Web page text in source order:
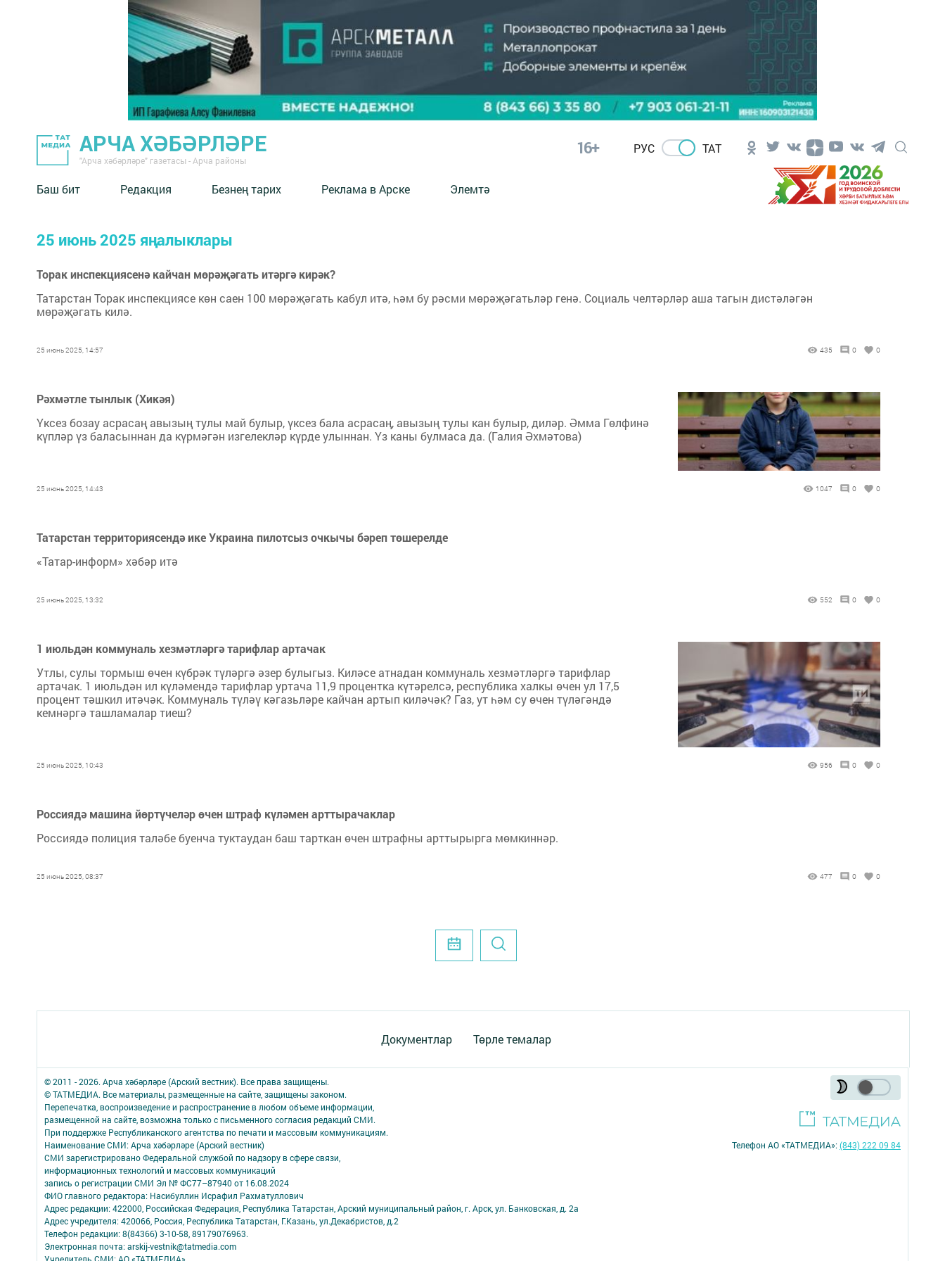
АРЧА ХӘБӘРЛӘРЕ
"Арча хәбәрләре" газетасы - Арча районы
16+ РУС ТАТ
Баш бит Редакция Безнең тарих Реклама в Арске Элемтә
25 июнь 2025 яңалыклары
Торак инспекцияcенә кайчан мөрәҗәгать итәргә кирәк?
Татарстан Торак инспекциясе көн саен 100 мөрәҗәгать кабул итә, һәм бу рәсми мөрәҗәгатьләр генә. Социаль челтәрләр аша тагын дистәләгән
мөрәҗәгать килә.
25 июнь 2025, 14:57 435 0 0
Рәхмәтле тынлык (Хикәя)
Үксез бозау асрасаң авызың тулы май булыр, үксез бала асрасаң, авызың тулы кан булыр, диләр. Әмма Гөлфинә
күпләр үз баласыннан да күрмәгән изгелекләр күрде улыннан. Үз каны булмаса да. (Галия Әхмәтова)
25 июнь 2025, 14:43 1047 0 0
Татарстан территориясендә ике Украина пилотсыз очкычы бәреп төшерелде
«Татар-информ» хәбәр итә
25 июнь 2025, 13:32 552 0 0
1 июльдән коммуналь хезмәтләргә тарифлар артачак
Утлы, сулы тормыш өчен күбрәк түләргә әзер булыгыз. Киләсе атнадан коммуналь хезмәтләргә тарифлар
артачак. 1 июльдән ил күләмендә тарифлар уртача 11,9 процентка күтәрелсә, республика халкы өчен ул 17,5
процент тәшкил итәчәк. Коммуналь түләү кәгазьләре кайчан артып киләчәк? Газ, ут һәм су өчен түләгәндә
кемнәргә ташламалар тиеш?
25 июнь 2025, 10:43 956 0 0
Россиядә машина йөртүчеләр өчен штраф күләмен арттырачаклар
Россиядә полиция таләбе буенча туктаудан баш тарткан өчен штрафны арттырырга мөмкиннәр.
25 июнь 2025, 08:37 477 0 0
Документлар Төрле темалар
© 2011 - 2026. Арча хәбәрләре (Арский вестник). Все права защищены.
© ТАТМЕДИА. Все материалы, размещенные на сайте, защищены законом.
Перепечатка, воспроизведение и распространение в любом объеме информации,
размещенной на сайте, возможна только с письменного согласия редакций СМИ.
При поддержке Республиканского агентства по печати и массовым коммуникациям.
Наименование СМИ: Арча хәбәрләре (Арский вестник)
СМИ зарегистрировано Федеральной службой по надзору в сфере связи,
информационных технологий и массовых коммуникаций
запись о регистрации СМИ Эл № ФС77–87940 от 16.08.2024
ФИО главного редактора: Насибуллин Исрафил Рахматуллович
Адрес редакции: 422000, Российская Федерация, Республика Татарстан, Арский муниципальный район, г. Арск, ул. Банковская, д. 2а
Адрес учредителя: 420066, Россия, Республика Татарстан, Г.Казань, ул.Декабристов, д.2
Телефон редакции: 8(84366) 3-10-58, 89179076963.
Электронная почта: arskij-vestnik@tatmedia.com
Учредитель СМИ: АО «ТАТМЕДИА»
Телефон АО «ТАТМЕДИА»:(843) 222 09 84